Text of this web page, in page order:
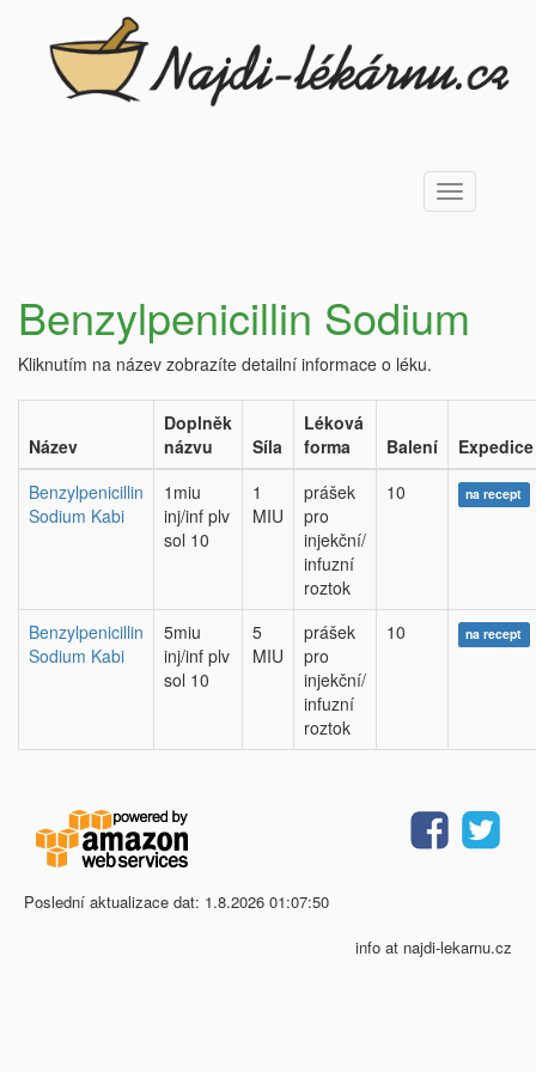
Toggle
navigation
Benzylpenicillin Sodium
Kliknutím na název zobrazíte detailní informace o léku.
Název
Doplněk
názvu
Síla
Léková
forma
Balení
Expedice
Benzylpenicillin
Sodium Kabi
1miu
inj/inf plv
sol 10
1
MIU
prášek
pro
injekční/
infuzní
roztok
10 na recept
Benzylpenicillin
Sodium Kabi
5miu
inj/inf plv
sol 10
5
MIU
prášek
pro
injekční/
infuzní
roztok
10 na recept
Poslední aktualizace dat: 1.8.2026 01:07:50
info at najdi-lekarnu.cz